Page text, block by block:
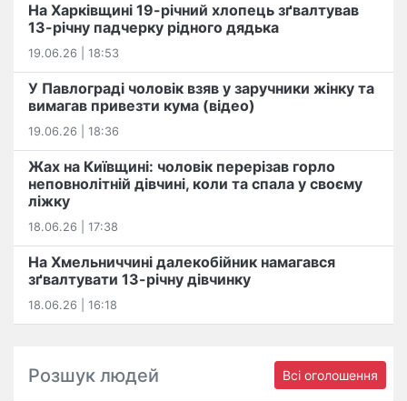
На Харківщині 19-річний хлопець​ ️зґвалтував
13-річну падчерку рідного дядька
19.06.26 | 18:53
У Павлограді чоловік взяв у заручники жінку та
вимагав привезти кума (відео)
19.06.26 | 18:36
Жах на Київщині: чоловік перерізав горло
неповнолітній дівчині, коли та спала у своєму
ліжку
18.06.26 | 17:38
На Хмельниччині далекобійник намагався
зґвалтувати 13-річну дівчинку
18.06.26 | 16:18
Розшук людей Всі оголошення